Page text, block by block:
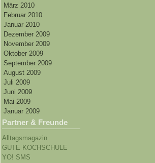
März 2010
Februar 2010
Januar 2010
Dezember 2009
November 2009
Oktober 2009
September 2009
August 2009
Juli 2009
Juni 2009
Mai 2009
Januar 2009
Partner & Freunde
Alltagsmagazin
GUTE KOCHSCHULE
YO! SMS